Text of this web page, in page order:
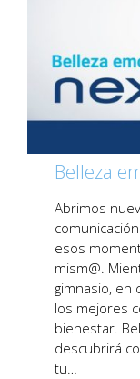
Belleza
Abrimos
esos
mism@.
gimnasio, en
los mejores
bienestar.
descubrirá
tu…